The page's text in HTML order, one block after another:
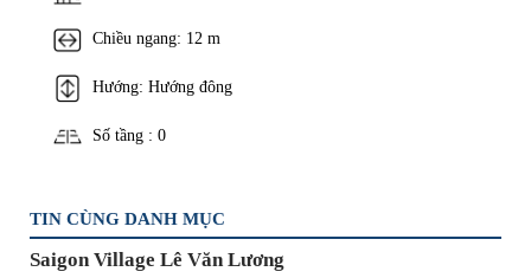
Chiều ngang: 12 m
Hướng: Hướng đông
Số tầng : 0
TIN CÙNG DANH MỤC
Saigon Village Lê Văn Lương